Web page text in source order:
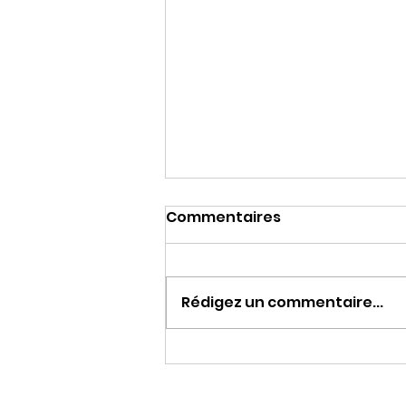
LA HAINE DE MACRON
Commentaires
Rédigez un commentaire...